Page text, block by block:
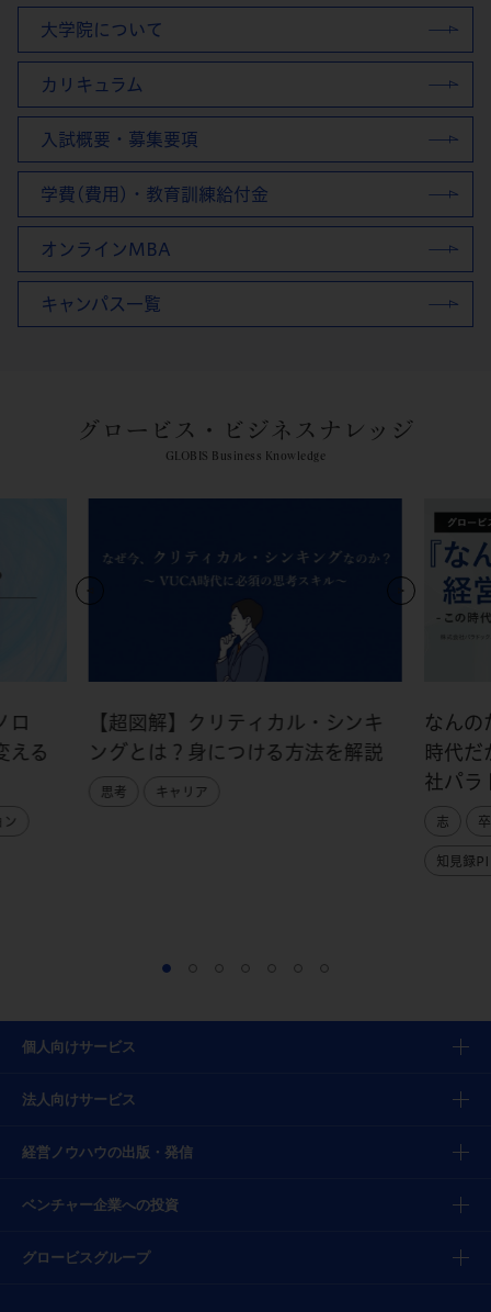
大学院について
カリキュラム
入試概要・募集要項
学費(費用)・教育訓練給付金
オンラインMBA
キャンパス一覧
グロービス・ビジネスナレッジ
GLOBIS Business Knowledge
ロ
える
ン
【超図解】クリティカル・シンキ
ングとは？身につける方法を解説
思考 キャリア
なんの
時代だ
社パラ
志
知見録
個人向けサービス
法人向けサービス
経営ノウハウの出版・発信
ベンチャー企業への投資
グロービスグループ